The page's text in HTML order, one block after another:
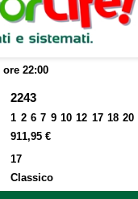
22:00
2243
1 2 6 7 9 10 12 17 18 20
911,95 €
17
Classico